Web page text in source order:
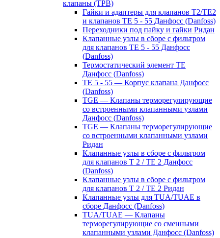
клапаны (ТРВ)
Гайки и адаптеры для клапанов T2/TE2
и клапанов TE 5 - 55 Данфосс (Danfoss)
Переходники под пайку и гайки Ридан
Клапанные узлы в сборе с фильтром
для клапанов TE 5 - 55 Данфосс
(Danfoss)
Термостатический элемент TE
Данфосс (Danfoss)
TE 5 - 55 — Корпус клапана Данфосс
(Danfoss)
TGE — Клапаны терморегулирующие
со встроенными клапанными узлами
Данфосс (Danfoss)
TGE — Клапаны терморегулирующие
со встроенными клапанными узлами
Ридан
Клапанные узлы в сборе с фильтром
для клапанов T 2 / TE 2 Данфосс
(Danfoss)
Клапанные узлы в сборе с фильтром
для клапанов T 2 / TE 2 Ридан
Клапанные узлы для TUA/TUAE в
сборе Данфосс (Danfoss)
TUA/TUAE — Клапаны
терморегулирующие со сменными
клапанными узлами Данфосс (Danfoss)